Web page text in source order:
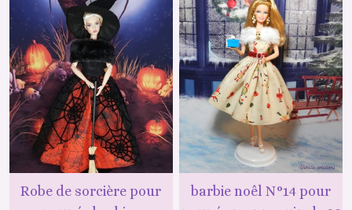
Robe de sorcière pour
barbie noêl N°14 pour